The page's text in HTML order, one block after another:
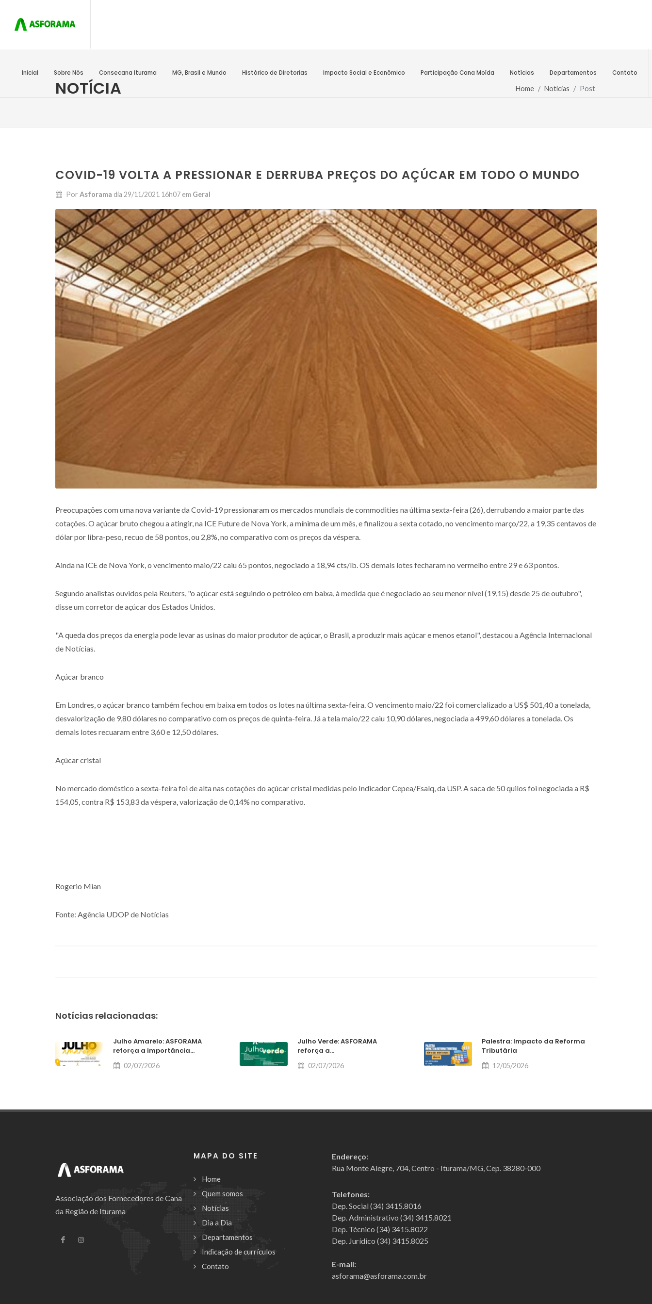
Inicial Sobre Nós Consecana Iturama MG, Brasil e Mundo Histórico de Diretorias Impacto Social e Econômico Participação Cana Moída Notícias Departamentos Contato
NOTÍCIA Home Notícias Post
COVID-19 VOLTA A PRESSIONAR E DERRUBA PREÇOS DO AÇÚCAR EM TODO O MUNDO
Por Asforama dia 29/11/2021 16h07 em Geral
Preocupações com uma nova variante da Covid-19 pressionaram os mercados mundiais de commodities na última sexta-feira (26), derrubando a maior parte das
cotações. O açúcar bruto chegou a atingir, na ICE Future de Nova York, a mínima de um mês, e finalizou a sexta cotado, no vencimento março/22, a 19,35 centavos de
dólar por libra-peso, recuo de 58 pontos, ou 2,8%, no comparativo com os preços da véspera.
Ainda na ICE de Nova York, o vencimento maio/22 caiu 65 pontos, negociado a 18,94 cts/lb. OS demais lotes fecharam no vermelho entre 29 e 63 pontos.
Segundo analistas ouvidos pela Reuters, "o açúcar está seguindo o petróleo em baixa, à medida que é negociado ao seu menor nível (19,15) desde 25 de outubro",
disse um corretor de açúcar dos Estados Unidos.
"A queda dos preços da energia pode levar as usinas do maior produtor de açúcar, o Brasil, a produzir mais açúcar e menos etanol", destacou a Agência Internacional
de Notícias.
Açúcar branco
Em Londres, o açúcar branco também fechou em baixa em todos os lotes na última sexta-feira. O vencimento maio/22 foi comercializado a US$ 501,40 a tonelada,
desvalorização de 9,80 dólares no comparativo com os preços de quinta-feira. Já a tela maio/22 caiu 10,90 dólares, negociada a 499,60 dólares a tonelada. Os
demais lotes recuaram entre 3,60 e 12,50 dólares.
Açúcar cristal
No mercado doméstico a sexta-feira foi de alta nas cotações do açúcar cristal medidas pelo Indicador Cepea/Esalq, da USP. A saca de 50 quilos foi negociada a R$
154,05, contra R$ 153,83 da véspera, valorização de 0,14% no comparativo.
Rogerio Mian
Fonte: Agência UDOP de Notícias
Notícias relacionadas:
Julho Amarelo: ASFORAMA
reforça a importância...
02/07/2026
Julho Verde: ASFORAMA
reforça a...
02/07/2026
Palestra: Impacto da Reforma
Tributária
12/05/2026
Associação dos Fornecedores de Cana
da Região de Iturama
MAPA DO SITE
Home
Quem somos
Notícias
Dia a Dia
Departamentos
Indicação de currículos
Contato
Endereço:
Rua Monte Alegre, 704, Centro - Iturama/MG, Cep. 38280-000
Telefones:
Dep. Social (34) 3415.8016
Dep. Administrativo (34) 3415.8021
Dep. Técnico (34) 3415.8022
Dep. Jurídico (34) 3415.8025
E-mail:
asforama@asforama.com.br